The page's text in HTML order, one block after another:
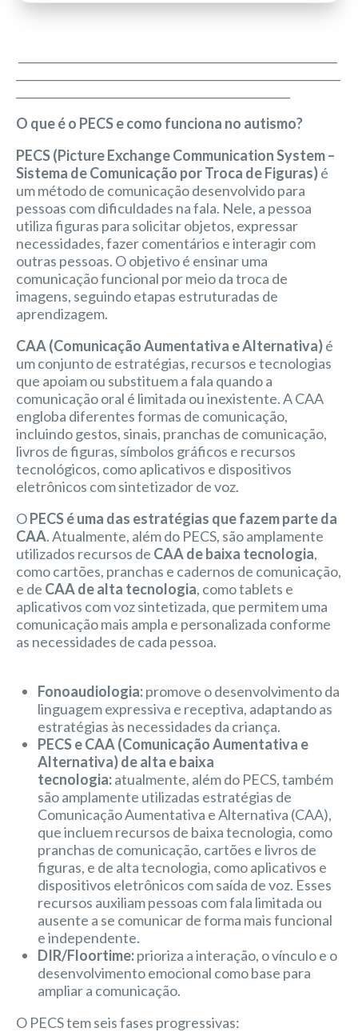
O que é o PECS e como funciona no autismo?
PECS (Picture Exchange Communication System –
Sistema de Comunicação por Troca de Figuras)é
um método de comunicação desenvolvido para
pessoas com dificuldades na fala. Nele, a pessoa
utiliza figuras para solicitar objetos, expressar
necessidades, fazer comentários e interagir com
outras pessoas. O objetivo é ensinar uma
comunicação funcional por meio da troca de
imagens, seguindo etapas estruturadas de
aprendizagem.
CAA (Comunicação Aumentativa e Alternativa)é
um conjunto de estratégias, recursos e tecnologias
que apoiam ou substituem a fala quando a
comunicação oral é limitada ou inexistente. A CAA
engloba diferentes formas de comunicação,
incluindo gestos, sinais, pranchas de comunicação,
livros de figuras, símbolos gráficos e recursos
tecnológicos, como aplicativos e dispositivos
eletrônicos com sintetizador de voz.
OPECS é uma das estratégias que fazem parte da
CAA. Atualmente, além do PECS, são amplamente
utilizados recursos de CAA de baixa tecnologia,
como cartões, pranchas e cadernos de comunicação,
e de CAA de alta tecnologia, como tablets e
aplicativos com voz sintetizada, que permitem uma
comunicação mais ampla e personalizada conforme
as necessidades de cada pessoa.
Fonoaudiologia:promove o desenvolvimento da
linguagem expressiva e receptiva, adaptando as
estratégias às necessidades da criança.
PECS e CAA (Comunicação Aumentativa e
Alternativa) de alta e baixa
tecnologia:atualmente, além do PECS, também
são amplamente utilizadas estratégias de
Comunicação Aumentativa e Alternativa (CAA),
que incluem recursos de baixa tecnologia, como
pranchas de comunicação, cartões e livros de
figuras, e de alta tecnologia, como aplicativos e
dispositivos eletrônicos com saída de voz. Esses
recursos auxiliam pessoas com fala limitada ou
ausente a se comunicar de forma mais funcional
e independente.
DIR/Floortime:prioriza a interação, o vínculo e o
desenvolvimento emocional como base para
ampliar a comunicação.
O PECS tem seis fases progressivas: